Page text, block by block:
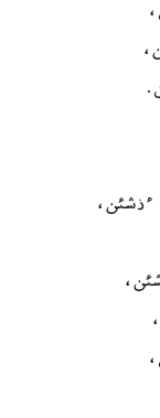
ءذشئن،